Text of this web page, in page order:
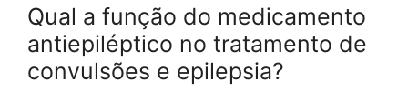
Qual a função do medicamento
antiepiléptico no tratamento de
convulsões e epilepsia?